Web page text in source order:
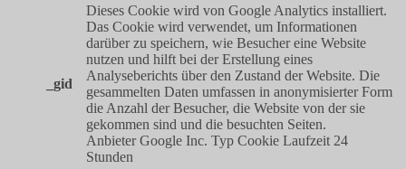
_gid
Dieses Cookie wird von Google Analytics installiert.
Das Cookie wird verwendet, um Informationen
darüber zu speichern, wie Besucher eine Website
nutzen und hilft bei der Erstellung eines
Analyseberichts über den Zustand der Website. Die
gesammelten Daten umfassen in anonymisierter Form
die Anzahl der Besucher, die Website von der sie
gekommen sind und die besuchten Seiten.
Anbieter Google Inc. Typ Cookie Laufzeit 24
Stunden